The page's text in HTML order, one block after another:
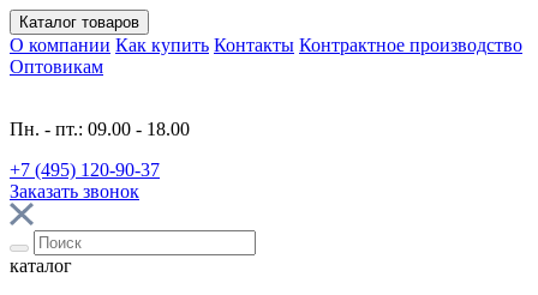
Каталог товаров
О компании Как купить Контакты Контрактное производство
Оптовикам
Пн. - пт.: 09.00 - 18.00
+7 (495) 120-90-37
Заказать звонок
каталог